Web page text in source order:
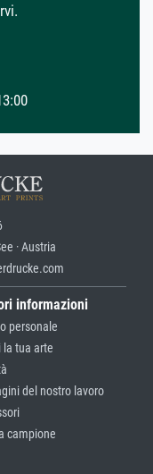
· Austria
informazioni
personale
la tua arte
del nostro lavoro
campione